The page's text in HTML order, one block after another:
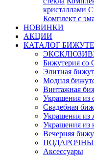
кристаллами
Комплект с
НОВИНКИ
АКЦИИ
КАТАЛОГ
Бижутерия со
Элитная
Модная
Винтажная
Украшения из
Свадебная
Украшения из
Украшения из
Вечерняя
Аксессуары